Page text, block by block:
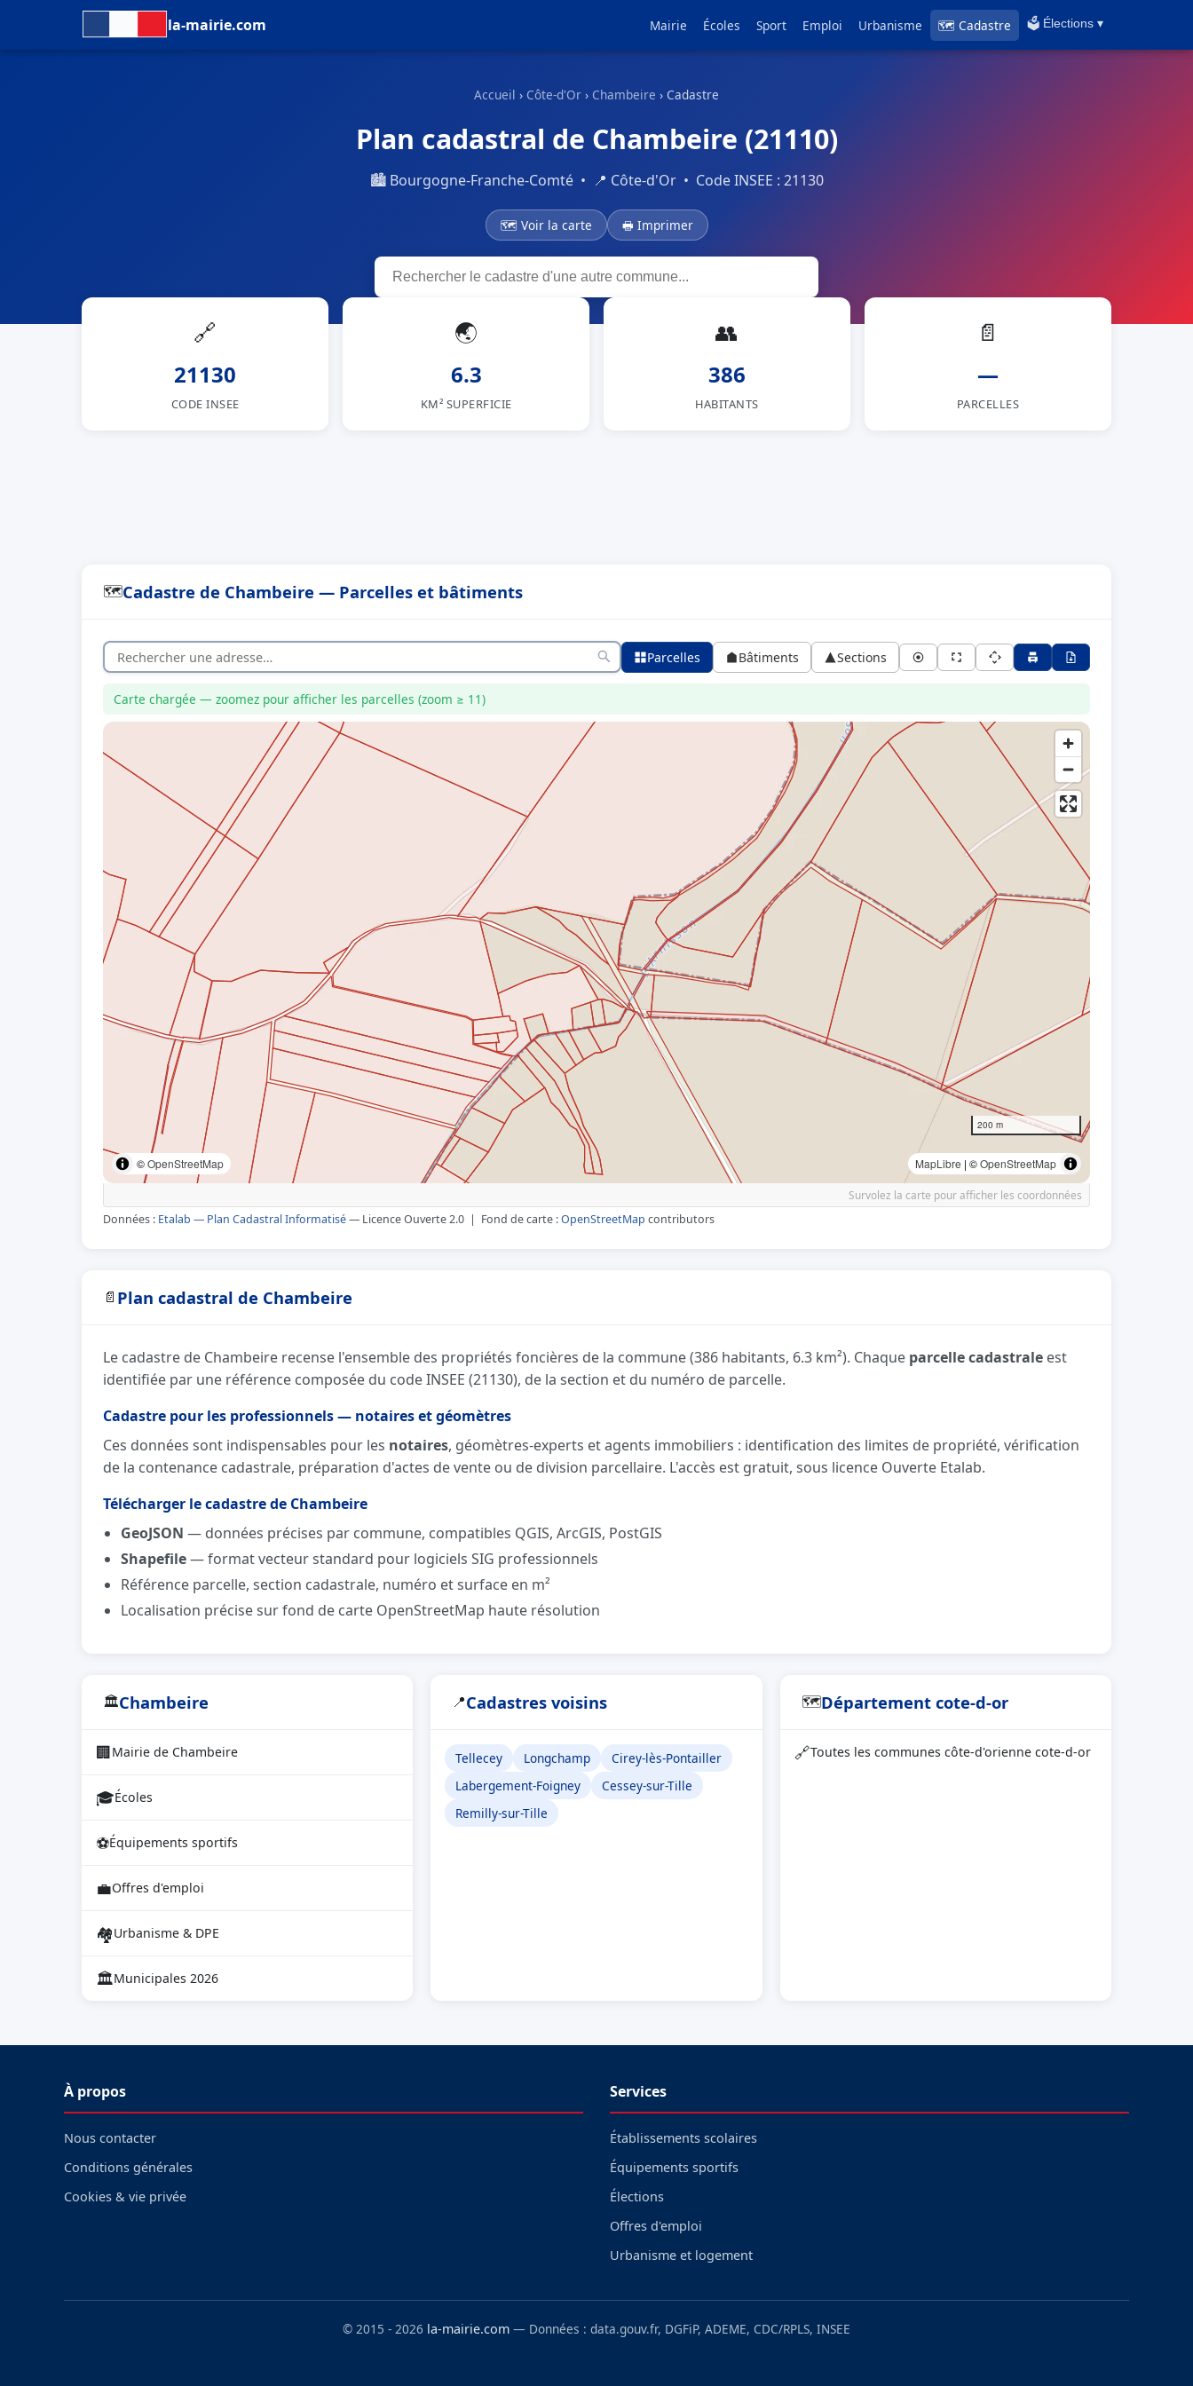
la-mairie.com Mairie Écoles Sport Emploi Urbanisme 🗺 Cadastre 🗳️ Élections ▾
Accueil › Côte-d'Or › Chambeire › Cadastre
Plan cadastral de Chambeire (21110)
🏙 Bourgogne-Franche-Comté • 📍 Côte-d'Or • Code INSEE : 21130
🗺 Voir la carte 🖶 Imprimer
🔗
21130
CODE INSEE
🌏
6.3
KM² SUPERFICIE
👥
386
HABITANTS
📄
—
PARCELLES
🗺Cadastre de Chambeire — Parcelles et bâtiments
Parcelles Bâtiments Sections
Carte chargée — zoomez pour afficher les parcelles (zoom ≥ 11)
©OpenStreetMap
200 m
MapLibre | ©OpenStreetMap
Survolez la carte pour afficher les coordonnées
Données : Etalab — Plan Cadastral Informatisé— Licence Ouverte 2.0 | Fond de carte :OpenStreetMap contributors
📄 Plan cadastral de Chambeire
Le cadastre de Chambeire recense l'ensemble des propriétés foncières de la commune (386 habitants, 6.3 km²). Chaque parcelle cadastrale est
identifiée par une référence composée du code INSEE (21130), de la section et du numéro de parcelle.
Cadastre pour les professionnels — notaires et géomètres
Ces données sont indispensables pour les notaires, géomètres-experts et agents immobiliers : identification des limites de propriété, vérification
de la contenance cadastrale, préparation d'actes de vente ou de division parcellaire. L'accès est gratuit, sous licence Ouverte Etalab.
Télécharger le cadastre de Chambeire
GeoJSON — données précises par commune, compatibles QGIS, ArcGIS, PostGIS
Shapefile— format vecteur standard pour logiciels SIG professionnels
Référence parcelle, section cadastrale, numéro et surface en m²
Localisation précise sur fond de carte OpenStreetMap haute résolution
🏛Chambeire
🏢Mairie de Chambeire
🎓Écoles
⚽Équipements sportifs
💼Offres d'emploi
🏘Urbanisme & DPE
🏛Municipales 2026
📍Cadastres voisins
Tellecey Longchamp
Cirey-lès-Pontailler
Labergement-Foigney
Cessey-sur-Tille
Remilly-sur-Tille
🗺Département cote-d-or
🔗Toutes les communes côte-d'orienne cote-d-or
À propos
Nous contacter
Conditions générales
Cookies & vie privée
Services
Établissements scolaires
Équipements sportifs
Élections
Offres d'emploi
Urbanisme et logement
© 2015 - 2026 la-mairie.com — Données : data.gouv.fr, DGFiP, ADEME, CDC/RPLS, INSEE